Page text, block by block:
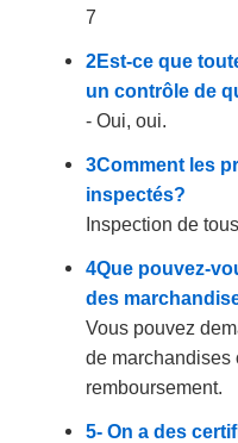
7
2Est-ce que
un contrôle de
- Oui, oui.
3Comment les
inspectés?
Inspection de
4Que pouvez-
des
Vous pouvez
de marchandises
remboursement.
5- On a des